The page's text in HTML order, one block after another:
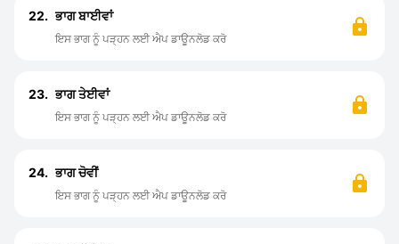
22. ਭਾਗ ਬਾਈਵਾਂ
ਇਸ ਭਾਗ ਨੂੰ ਪੜ੍ਹਨ ਲਈ ਐਪ ਡਾਊਨਲੋਡ ਕਰੋ
23. ਭਾਗ ਤੇਈਵਾਂ
ਇਸ ਭਾਗ ਨੂੰ ਪੜ੍ਹਨ ਲਈ ਐਪ ਡਾਊਨਲੋਡ ਕਰੋ
24. ਭਾਗ ਚੋਵੀਂ
ਇਸ ਭਾਗ ਨੂੰ ਪੜ੍ਹਨ ਲਈ ਐਪ ਡਾਊਨਲੋਡ ਕਰੋ